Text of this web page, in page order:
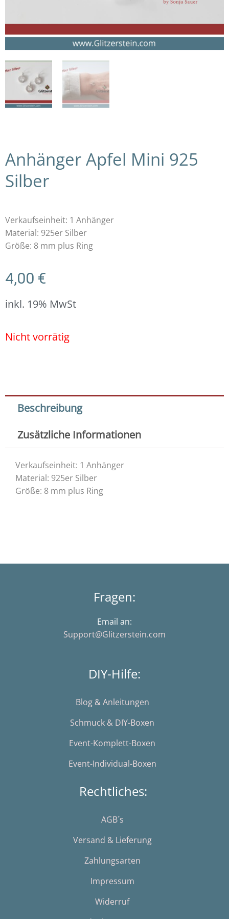
Anhänger Apfel Mini 925
Silber
Verkaufseinheit: 1 Anhänger
Material: 925er Silber
Größe: 8 mm plus Ring
4,00 €
inkl. 19% MwSt
Nicht vorrätig
Beschreibung
Zusätzliche Informationen
Verkaufseinheit: 1 Anhänger
Material: 925er Silber
Größe: 8 mm plus Ring
Fragen:
Email an:
Support@Glitzerstein.com
DIY-Hilfe:
Blog & Anleitungen
Schmuck & DIY-Boxen
Event-Komplett-Boxen
Event-Individual-Boxen
Rechtliches:
AGB´s
Versand & Lieferung
Zahlungsarten
Impressum
Widerruf